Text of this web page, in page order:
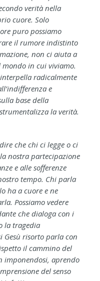
verità nella
cuore. Solo
puro possiamo
il rumore indistinto
non ci aiuta a
mondo in cui viviamo.
radicalmente
e
base della
la verità.
che chi ci legge o ci
nostra partecipazione
e alle sofferenze
tempo. Chi parla
ha a cuore e ne
Possiamo vedere
che dialoga con i
la tragedia
Gesù risorto parla con
il cammino del
imponendosi, aprendo
del senso